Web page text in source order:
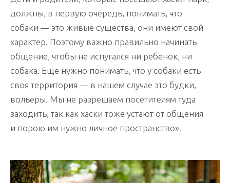
должны, в первую очередь, понимать, что
собаки — это живые существа, они имеют свой
характер. Поэтому важно правильно начинать
общение, чтобы не испугался ни ребенок, ни
собака. Еще нужно понимать, что у собаки есть
своя территория — в нашем случае это будки,
вольеры. Мы не разрешаем посетителям туда
заходить, так как хаски тоже устают от общения
и порою им нужно личное пространство».